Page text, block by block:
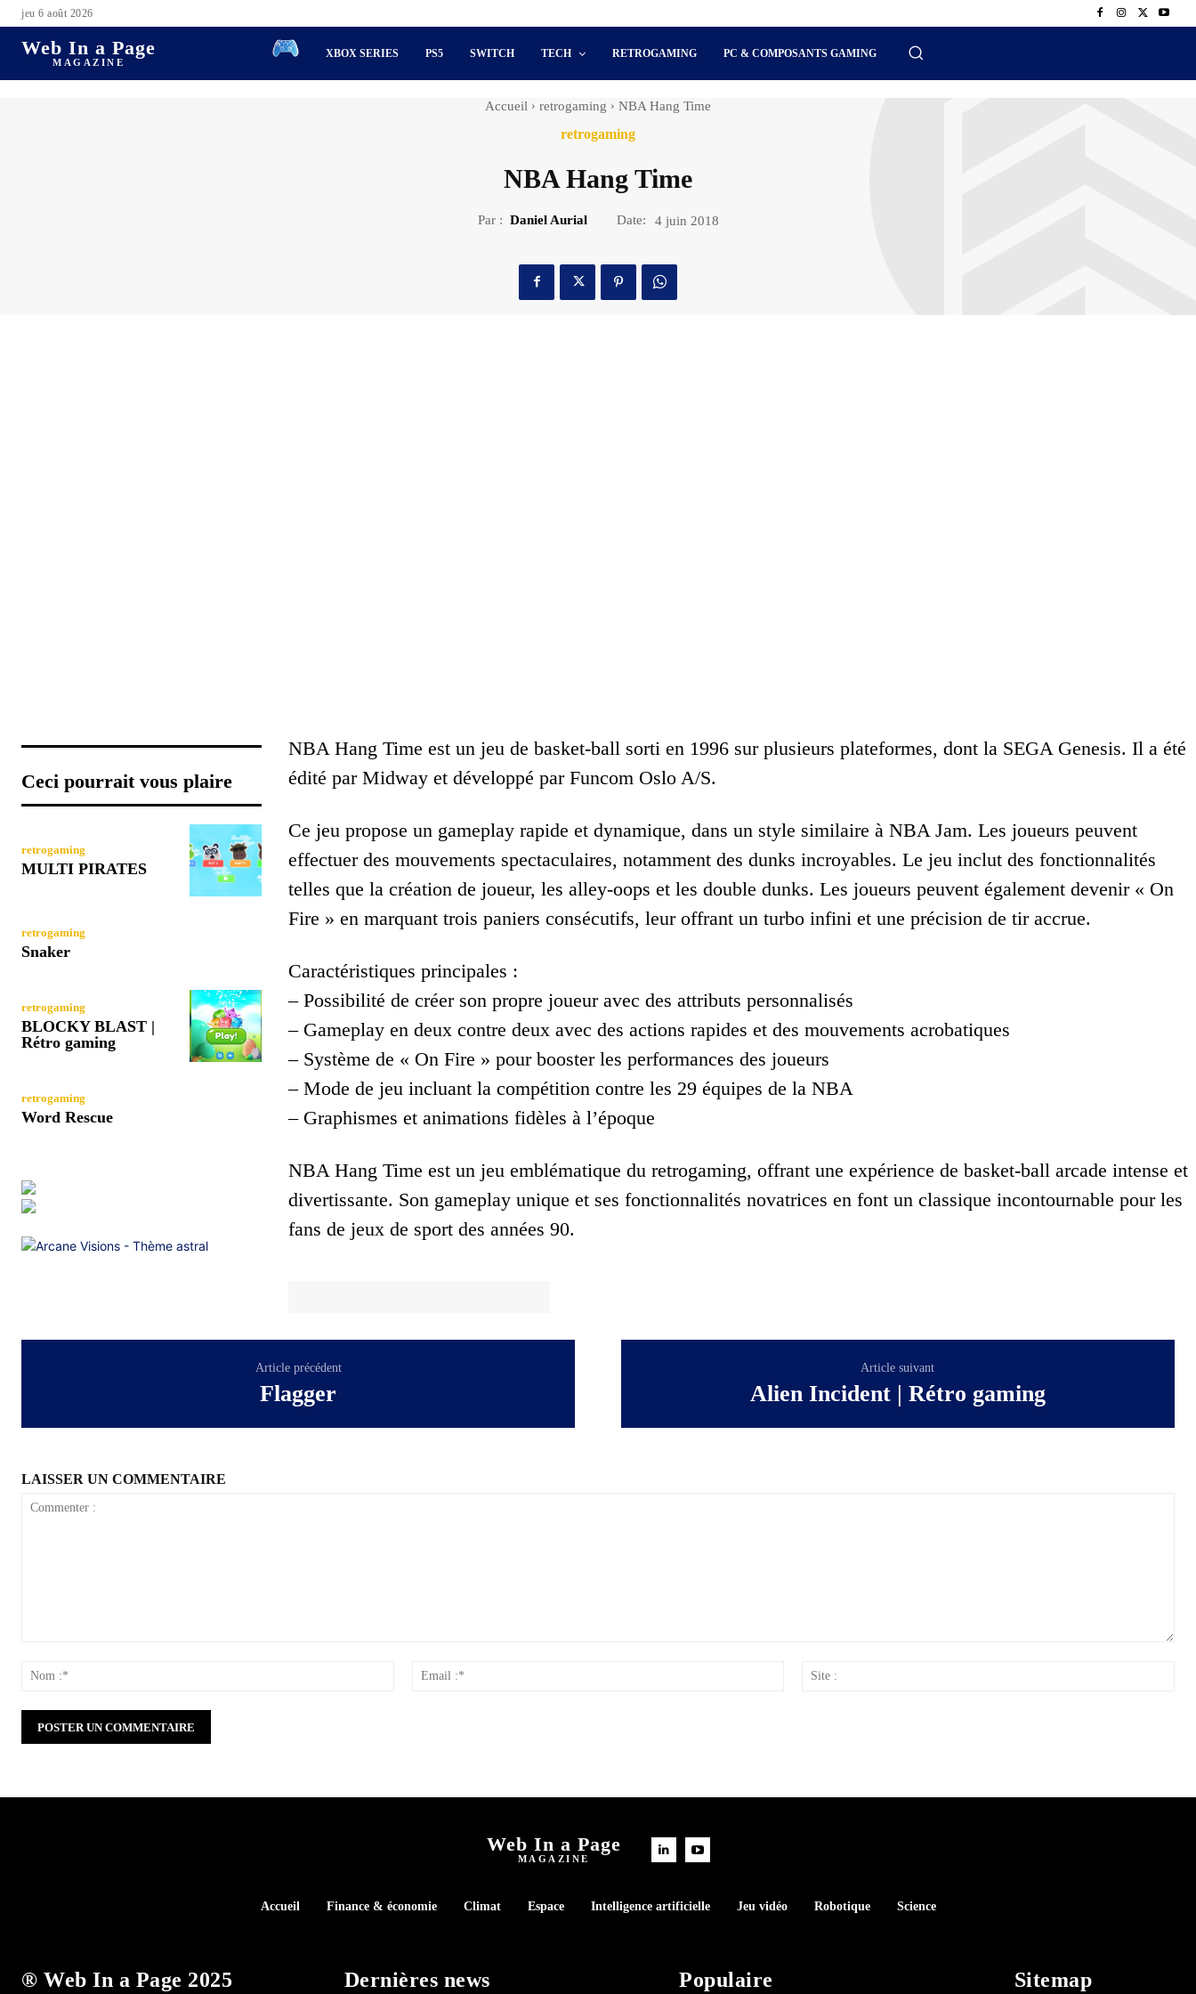
jeu 6 août 2026
Web In a Page
MAGAZINE
XBOX SERIES PS5 SWITCH TECH RETROGAMING PC & COMPOSANTS GAMING
Accueil retrogaming NBA Hang Time
retrogaming
NBA Hang Time
Par : Daniel Aurial Date: 4 juin 2018
Ceci pourrait vous plaire
retrogaming
MULTI PIRATES
retrogaming
Snaker
retrogaming
BLOCKY BLAST |
Rétro gaming
retrogaming
Word Rescue
NBA Hang Time est un jeu de basket-ball sorti en 1996 sur plusieurs plateformes, dont la SEGA Genesis. Il a été
édité par Midway et développé par Funcom Oslo A/S.
Ce jeu propose un gameplay rapide et dynamique, dans un style similaire à NBA Jam. Les joueurs peuvent
effectuer des mouvements spectaculaires, notamment des dunks incroyables. Le jeu inclut des fonctionnalités
telles que la création de joueur, les alley-oops et les double dunks. Les joueurs peuvent également devenir « On
Fire » en marquant trois paniers consécutifs, leur offrant un turbo infini et une précision de tir accrue.
Caractéristiques principales :
– Possibilité de créer son propre joueur avec des attributs personnalisés
– Gameplay en deux contre deux avec des actions rapides et des mouvements acrobatiques
– Système de « On Fire » pour booster les performances des joueurs
– Mode de jeu incluant la compétition contre les 29 équipes de la NBA
– Graphismes et animations fidèles à l’époque
NBA Hang Time est un jeu emblématique du retrogaming, offrant une expérience de basket-ball arcade intense et
divertissante. Son gameplay unique et ses fonctionnalités novatrices en font un classique incontournable pour les
fans de jeux de sport des années 90.
Article précédent
Flagger
Article suivant
Alien Incident | Rétro gaming
LAISSER UN COMMENTAIRE
Email
Web In a Page
MAGAZINE
Accueil Finance & économie Climat Espace Intelligence artificielle Jeu vidéo Robotique Science
® Web In a Page 2025 Dernières news Populaire Sitemap